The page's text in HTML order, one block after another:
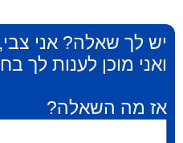
יש לך שאלה? אני
ואני מוכן לענות לך
אז מה השאלה?